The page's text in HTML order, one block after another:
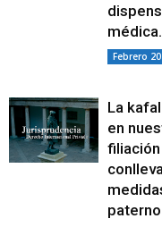
médica.
Febrero
La
en